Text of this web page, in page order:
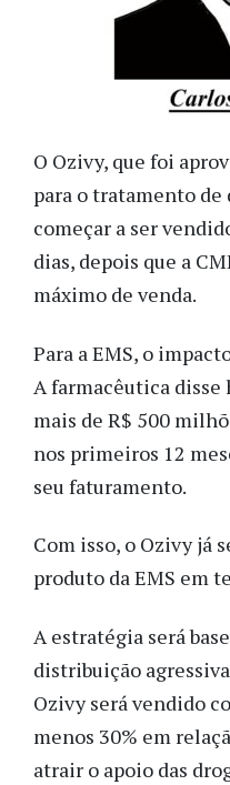
O Ozivy, que foi
para o tratamento de
começar a ser
dias, depois que a
máximo de venda.
Para a EMS, o
A farmacêutica disse
mais de R$ 500
nos primeiros 12
seu faturamento.
Com isso, o Ozivy já
produto da EMS em
A estratégia será
distribuição
Ozivy será vendido
menos 30% em
atrair o apoio das